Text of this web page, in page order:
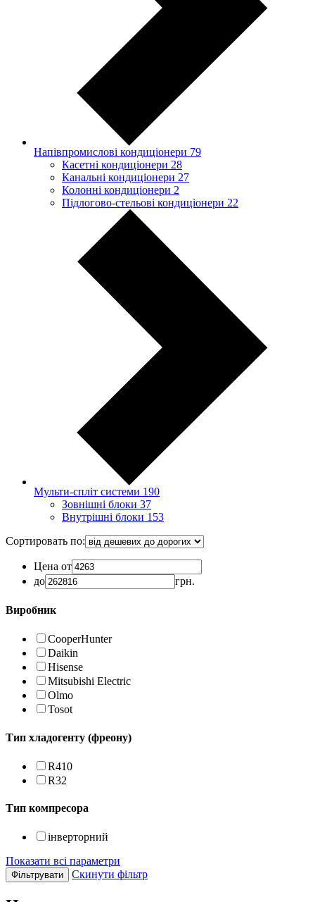
Напівпромислові кондиціонери 79
Касетні кондиціонери 28
Канальні кондиціонери 27
Колонні кондиціонери 2
Підлогово-стельові кондиціонери 22
Мульти-спліт системи 190
Зовнішні блоки 37
Внутрішні блоки 153
Сортировать по:
Цена от
до
грн.
Виробник
CooperHunter
Daikin
Hisense
Mitsubishi Electric
Olmo
Tosot
Тип хладогенту (фреону)
R410
R32
Тип компресора
інверторний
Показати всі параметри
Скинути фільтр